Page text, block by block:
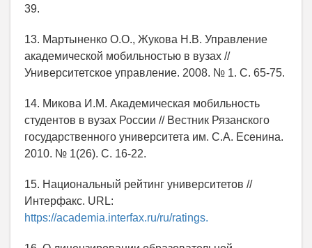
39.
13. Мартыненко О.О., Жукова Н.В. Управление
академической мобильностью в вузах //
Университетское управление. 2008. № 1. С. 65-75.
14. Микова И.М. Академическая мобильность
студентов в вузах России // Вестник Рязанского
государственного университета им. С.А. Есенина.
2010. № 1(26). С. 16-22.
15. Национальный рейтинг университетов //
Интерфакс. URL:
https://academia.interfax.ru/ru/ratings.